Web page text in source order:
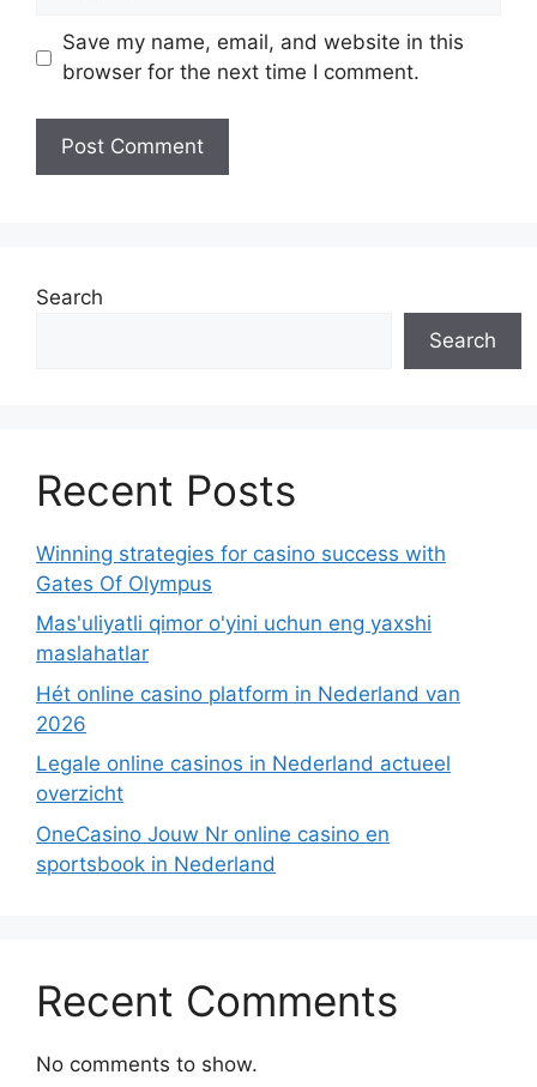
Save my name, email, and website in this
browser for the next time I comment.
Search
Search
Recent Posts
Winning strategies for casino success with
Gates Of Olympus
Mas'uliyatli qimor o'yini uchun eng yaxshi
maslahatlar
Hét online casino platform in Nederland van
2026
Legale online casinos in Nederland actueel
overzicht
OneCasino Jouw Nr online casino en
sportsbook in Nederland
Recent Comments
No comments to show.